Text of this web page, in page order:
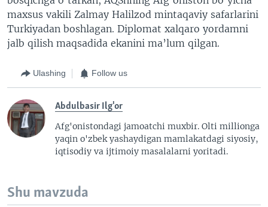
maxsus vakili Zalmay Halilzod mintaqaviy safarlarini
Turkiyadan boshlagan. Diplomat xalqaro yordamni
jalb qilish maqsadida ekanini ma’lum qilgan.
Ulashing Follow us
Abdulbasir Ilg'or
Afg'onistondagi jamoatchi muxbir. Olti millionga
yaqin o'zbek yashaydigan mamlakatdagi siyosiy,
iqtisodiy va ijtimoiy masalalarni yoritadi.
Shu mavzuda